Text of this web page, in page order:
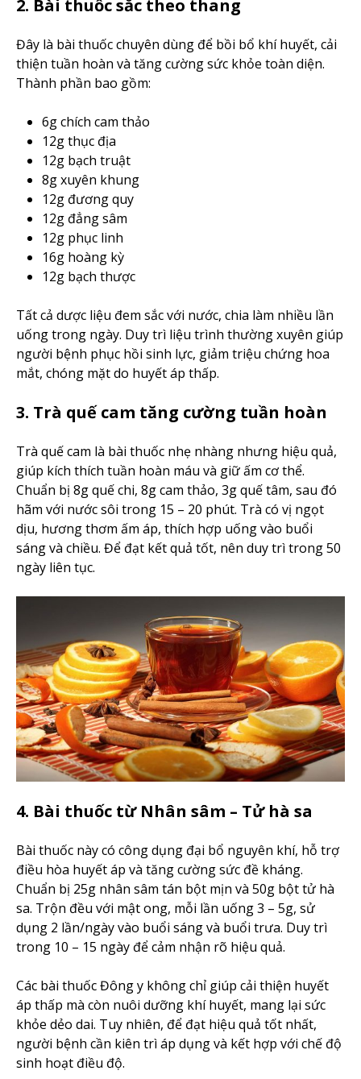
2. Bài thuốc sắc theo thang
Đây là bài thuốc chuyên dùng để bồi bổ khí huyết, cải
thiện tuần hoàn và tăng cường sức khỏe toàn diện.
Thành phần bao gồm:
6g chích cam thảo
12g thục địa
12g bạch truật
8g xuyên khung
12g đương quy
12g đẳng sâm
12g phục linh
16g hoàng kỳ
12g bạch thược
Tất cả dược liệu đem sắc với nước, chia làm nhiều lần
uống trong ngày. Duy trì liệu trình thường xuyên giúp
người bệnh phục hồi sinh lực, giảm triệu chứng hoa
mắt, chóng mặt do huyết áp thấp.
3. Trà quế cam tăng cường tuần hoàn
Trà quế cam là bài thuốc nhẹ nhàng nhưng hiệu quả,
giúp kích thích tuần hoàn máu và giữ ấm cơ thể.
Chuẩn bị 8g quế chi, 8g cam thảo, 3g quế tâm, sau đó
hãm với nước sôi trong 15 – 20 phút. Trà có vị ngọt
dịu, hương thơm ấm áp, thích hợp uống vào buổi
sáng và chiều. Để đạt kết quả tốt, nên duy trì trong 50
ngày liên tục.
4. Bài thuốc từ Nhân sâm – Tử hà sa
Bài thuốc này có công dụng đại bổ nguyên khí, hỗ trợ
điều hòa huyết áp và tăng cường sức đề kháng.
Chuẩn bị 25g nhân sâm tán bột mịn và 50g bột tử hà
sa. Trộn đều với mật ong, mỗi lần uống 3 – 5g, sử
dụng 2 lần/ngày vào buổi sáng và buổi trưa. Duy trì
trong 10 – 15 ngày để cảm nhận rõ hiệu quả.
Các bài thuốc Đông y không chỉ giúp cải thiện huyết
áp thấp mà còn nuôi dưỡng khí huyết, mang lại sức
khỏe dẻo dai. Tuy nhiên, để đạt hiệu quả tốt nhất,
người bệnh cần kiên trì áp dụng và kết hợp với chế độ
sinh hoạt điều độ.